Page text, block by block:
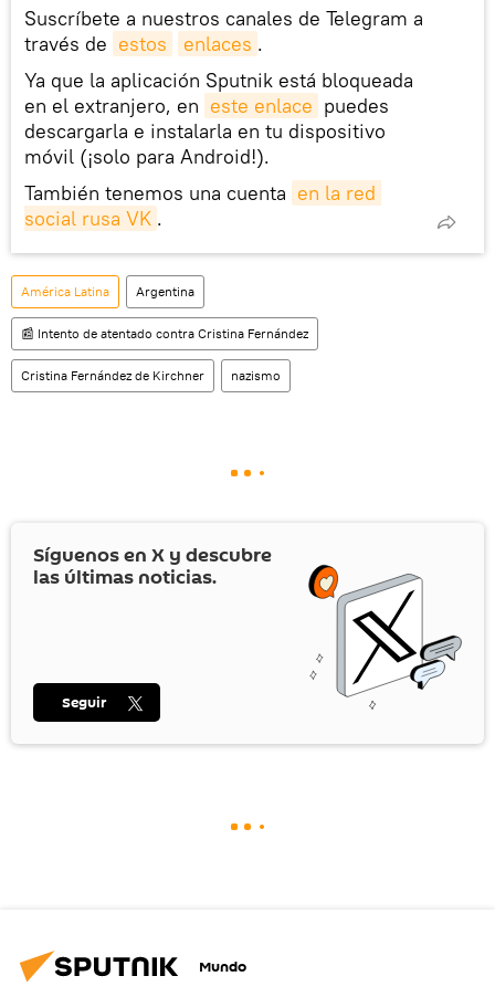
Suscríbete a nuestros canales de Telegram a
través de estos enlaces .
Ya que la aplicación Sputnik está bloqueada
en el extranjero, en este enlace puedes
descargarla e instalarla en tu dispositivo
móvil (¡solo para Android!).
También tenemos una cuenta en la red
social rusa VK .
América Latina Argentina
📰 Intento de atentado contra Cristina Fernández
Cristina Fernández de Kirchner nazismo
Síguenos en X y descubre
las últimas noticias.
Seguir
Mundo